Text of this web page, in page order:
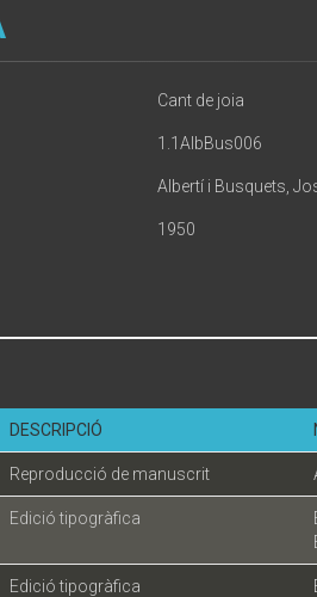
Cant de joia
1.1AlbBus006
Albertí i Busquets,
1950
DESCRIPCIÓ
Reproducció de manuscrit
Edició tipogràfica
Edició tipogràfica